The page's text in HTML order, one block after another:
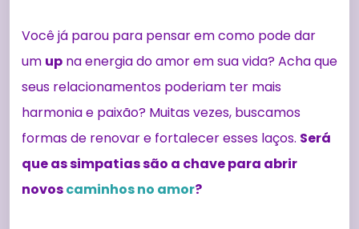
Você já parou para pensar em como pode dar
um up na energia do amor em sua vida? Acha que
seus relacionamentos poderiam ter mais
harmonia e paixão? Muitas vezes, buscamos
formas de renovar e fortalecer esses laços. Será
que as simpatias são a chave para abrir
novoscaminhos no amor?